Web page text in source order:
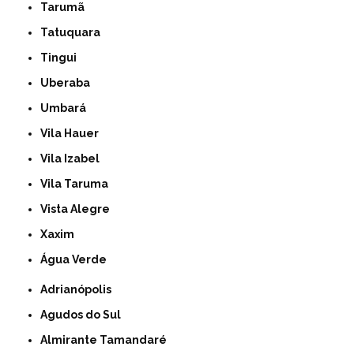
Tarumã
Tatuquara
Tingui
Uberaba
Umbará
Vila Hauer
Vila Izabel
Vila Taruma
Vista Alegre
Xaxim
Água Verde
Adrianópolis
Agudos do Sul
Almirante Tamandaré